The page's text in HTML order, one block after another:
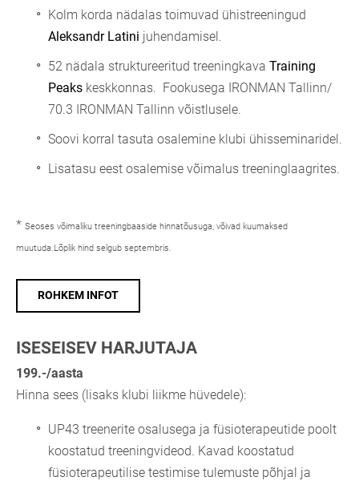
Kolm korda nädalas toimuvad ühistreeningud
Aleksandr Latini juhendamisel.
52 nädala struktureeritud treeningkava Training
Peaks keskkonnas. Fookusega IRONMAN Tallinn/
70.3 IRONMAN Tallinn võistlusele.
Soovi korral tasuta osalemine klubi ühisseminaridel.
Lisatasu eest osalemise võimalus treeninglaagrites.
* Seoses võimaliku treeningbaaside hinnatõusuga, võivad kuumaksed
muutuda.Lõplik hind selgub septembris.
ROHKEM INFOT
ISESEISEV HARJUTAJA
199.-/aasta
Hinna sees (lisaks klubi liikme hüvedele):
UP43 treenerite osalusega ja füsioterapeutide poolt
koostatud treeningvideod. Kavad koostatud
füsioterapeutilise testimise tulemuste põhjal ja